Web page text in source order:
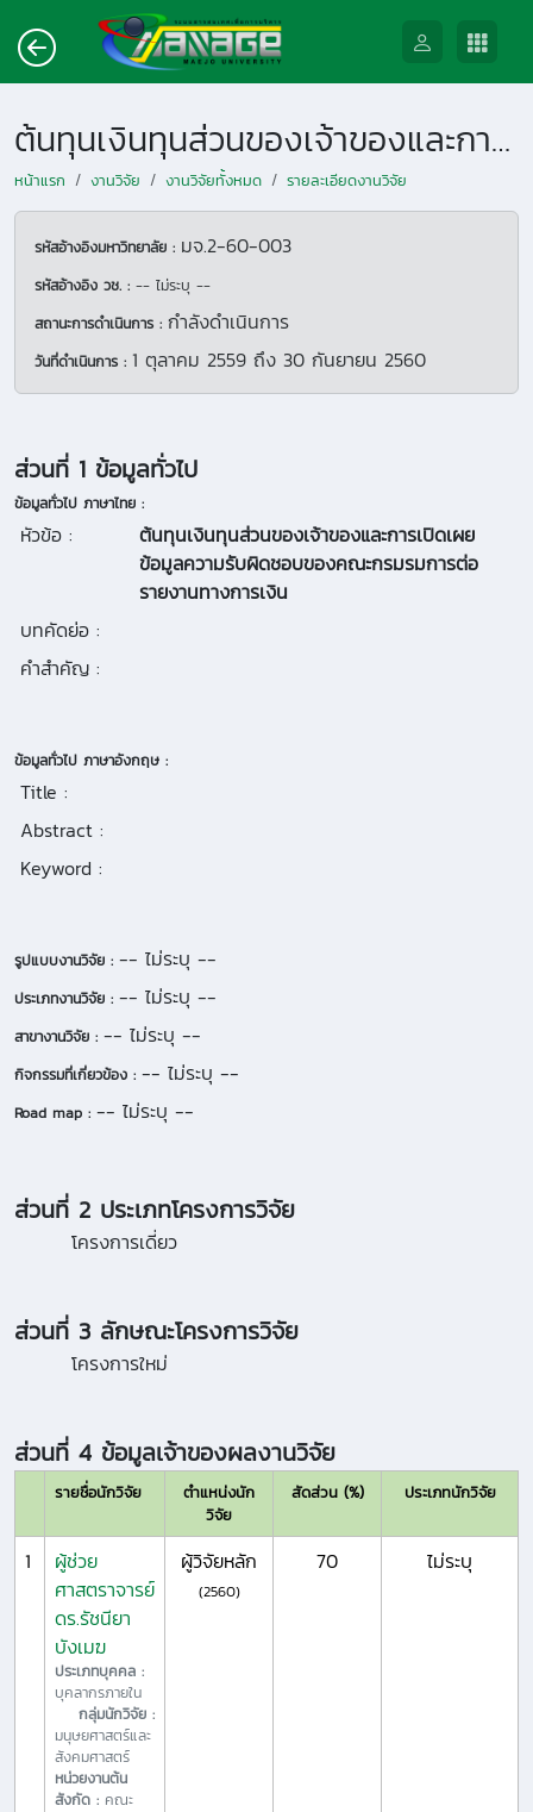
ต้นทุนเงินทุนส่วนของเจ้าของและการเปิดเผยข้อมูลความรับผิดชอบของคณะกรมรมการต่อรายงานทางการเงิน
หน้าแรก งานวิจัย งานวิจัยทั้งหมด รายละเอียดงานวิจัย
รหัสอ้างอิงมหาวิทยาลัย : มจ.2-60-003
รหัสอ้างอิง วช. : -- ไม่ระบุ --
สถานะการดำเนินการ : กำลังดำเนินการ
วันที่ดำเนินการ : 1 ตุลาคม 2559 ถึง 30 กันยายน 2560
ส่วนที่ 1 ข้อมูลทั่วไป
ข้อมูลทั่วไป ภาษาไทย :
หัวข้อ :
ต้นทุนเงินทุนส่วนของเจ้าของและการเปิดเผย
ข้อมูลความรับผิดชอบของคณะกรมรมการต่อ
รายงานทางการเงิน
บทคัดย่อ :
คำสำคัญ :
ข้อมูลทั่วไป ภาษาอังกฤษ :
Title :
Abstract :
Keyword :
รูปแบบงานวิจัย : -- ไม่ระบุ --
ประเภทงานวิจัย : -- ไม่ระบุ --
สาขางานวิจัย : -- ไม่ระบุ --
กิจกรรมที่เกี่ยวข้อง : -- ไม่ระบุ --
Road map : -- ไม่ระบุ --
ส่วนที่ 2 ประเภทโครงการวิจัย
โครงการเดี่ยว
ส่วนที่ 3 ลักษณะโครงการวิจัย
โครงการใหม่
ส่วนที่ 4 ข้อมูลเจ้าของผลงานวิจัย
รายชื่อนักวิจัย
ตำแหน่งนัก
วิจัย
สัดส่วน (%) ประเภทนักวิจัย
1
ผู้ช่วย
ศาสตราจารย์
ดร.รัชนียา
บังเมฆ
ประเภทบุคคล :
บุคลากรภายใน
กลุ่มนักวิจัย :
มนุษยศาสตร์และ
สังคมศาสตร์
หน่วยงานต้น
สังกัด : คณะ
ผู้วิจัยหลัก
(2560)
70 ไม่ระบุ